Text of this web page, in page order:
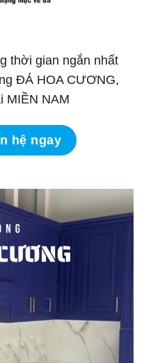
thời gian ngắn nhất
ĐÁ HOA CƯƠNG,
MIỀN NAM
hệ ngay